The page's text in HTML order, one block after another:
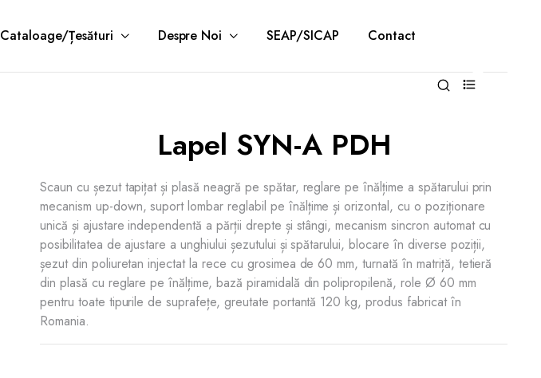
Cataloage/Țesături Despre Noi SEAP/SICAP Contact
Lapel SYN-A PDH
Scaun cu șezut tapițat și plasă neagră pe spătar, reglare pe înălțime a spătarului prin
mecanism up-down, suport lombar reglabil pe înălțime și orizontal, cu o poziționare
unică și ajustare independentă a părții drepte și stângi, mecanism sincron automat cu
posibilitatea de ajustare a unghiului șezutului și spătarului, blocare în diverse poziții,
șezut din poliuretan injectat la rece cu grosimea de 60 mm, turnată în matriță, tetieră
din plasă cu reglare pe înălțime, bază piramidală din polipropilenă, role Ø 60 mm
pentru toate tipurile de suprafețe, greutate portantă 120 kg, produs fabricat în
Romania.